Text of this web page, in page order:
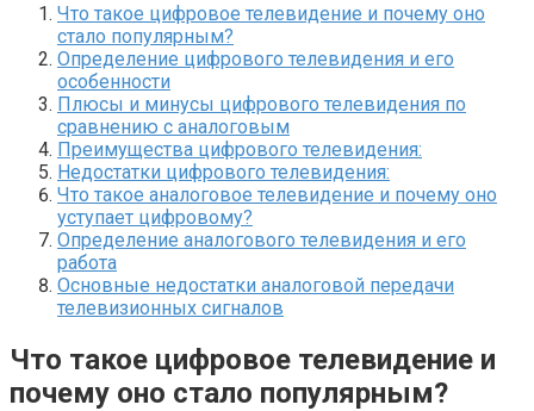
Что такое цифровое телевидение и почему оно
стало популярным?
Определение цифрового телевидения и его
особенности
Плюсы и минусы цифрового телевидения по
сравнению с аналоговым
Преимущества цифрового телевидения:
Недостатки цифрового телевидения:
Что такое аналоговое телевидение и почему оно
уступает цифровому?
Определение аналогового телевидения и его
работа
Основные недостатки аналоговой передачи
телевизионных сигналов
Что такое цифровое телевидение и
почему оно стало популярным?